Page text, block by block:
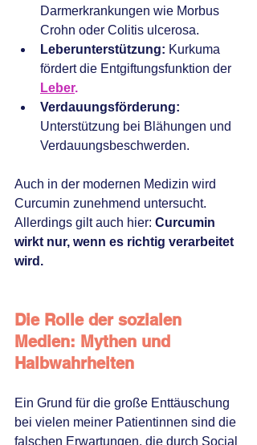
Darmerkrankungen wie Morbus
Crohn oder Colitis ulcerosa.
Leberunterstützung: Kurkuma
fördert die Entgiftungsfunktion der
Leber.
Verdauungsförderung:
Unterstützung bei Blähungen und
Verdauungsbeschwerden.
Auch in der modernen Medizin wird
Curcumin zunehmend untersucht.
Allerdings gilt auch hier: Curcumin
wirkt nur, wenn es richtig verarbeitet
wird.
Die Rolle der sozialen
Medien: Mythen und
Halbwahrheiten
Ein Grund für die große Enttäuschung
bei vielen meiner Patientinnen sind die
falschen Erwartungen, die durch Social